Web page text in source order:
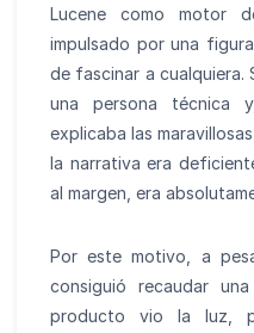
Lucene como motor
impulsado por una
de fascinar a
una persona técnica
explicaba las
la narrativa era
al margen, era
Por este motivo, a
consiguió recaudar
producto vio la luz,